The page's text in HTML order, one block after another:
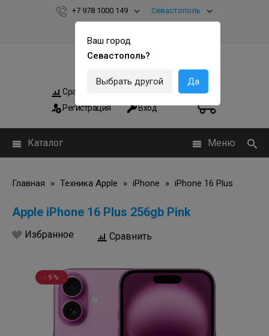
Ваш город
Севастополь?
Выбрать другой Да
+7 978 1000 149 Севастополь
Сравнить
Регистрация
Мои заказы
Вход
0
Каталог Меню
Главная » Техника Apple » iPhone » iPhone 16 Plus
Apple iPhone 16 Plus 256gb Pink
Избранное Сравнить
- 9 %